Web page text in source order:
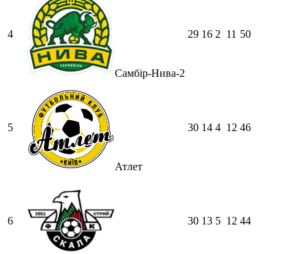
4
Самбір-Нива-2
29 16 2 11 50
5
Атлет
30 14 4 12 46
6 30 13 5 12 44